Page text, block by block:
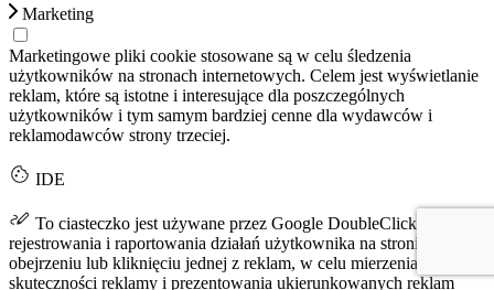
Marketing
Marketingowe pliki cookie stosowane są w celu śledzenia
użytkowników na stronach internetowych. Celem jest wyświetlanie
reklam, które są istotne i interesujące dla poszczególnych
użytkowników i tym samym bardziej cenne dla wydawców i
reklamodawców strony trzeciej.
IDE
To ciasteczko jest używane przez Google DoubleClick do
rejestrowania i raportowania działań użytkownika na stronie po
obejrzeniu lub kliknięciu jednej z reklam, w celu mierzenia
skuteczności reklamy i prezentowania ukierunkowanych reklam